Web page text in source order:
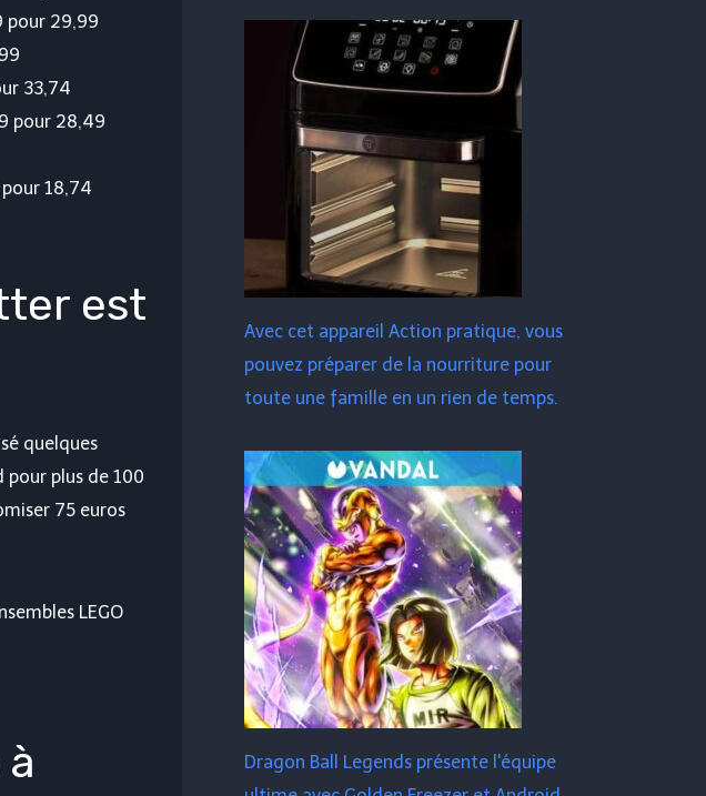
pour 29,99
33,74
pour 28,49
18,74
est
quelques
pour plus de 100
75 euros
LEGO
Avec cet appareil Action pratique, vous
pouvez préparer de la nourriture pour
toute une famille en un rien de temps.
Dragon Ball Legends présente l'équipe